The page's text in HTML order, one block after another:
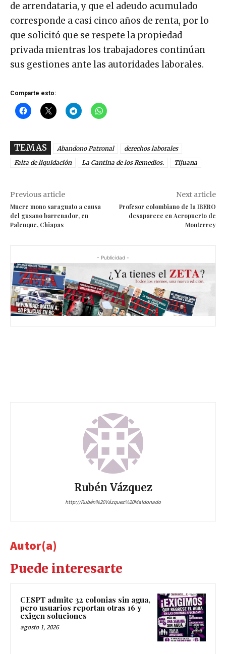
de arrendataria, y que el adeudo acumulado
corresponde a casi cinco años de renta, por lo
que solicitó que se respete la propiedad
privada mientras los trabajadores continúan
sus gestiones ante las autoridades laborales.
Comparte esto:
TEMAS Abandono Patronal
derechos laborales
Falta de liquidación
La Cantina de los Remedios. Tijuana
Previous article
Muere mono saraguato a causa
del gusano barrenador, en
Palenque, Chiapas
Next article
Profesor colombiano de la IBERO
desaparece en Aeropuerto de
Monterrey
- Publicidad -
Rubén Vázquez
http://Rubén%20Vázquez%20Maldonado
Autor(a)
Puede interesarte
CESPT admite 32 colonias sin agua,
pero usuarios reportan otras 16 y
exigen soluciones
agosto 1, 2026